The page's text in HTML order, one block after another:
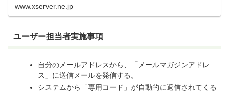
www.xserver.ne.jp
ユーザー担当者実施事項
自分のメールアドレスから、「メールマガジンアドレ
ス」に送信メールを発信する。
システムから「専用コード」が自動的に返信されてくる